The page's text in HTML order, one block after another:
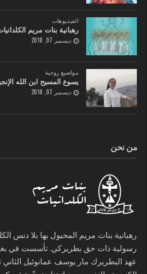
الفيديوهات
رهبانية بنات مريم
ديسمبر 07, 2018
مواضيع روحية
يسوع المسيح ابن الله
ديسمبر 07, 2018
من نحن
رهبانية بنات مريم المحبول بها بلا دنس
عهد البطريرك مار يوسف عمانوئيل